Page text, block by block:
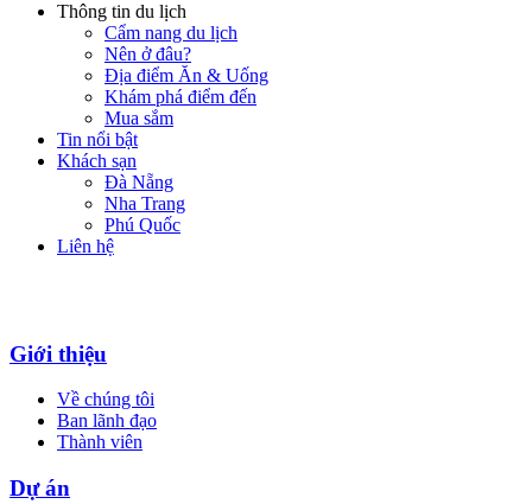
Thông tin du lịch
Cẩm nang du lịch
Nên ở đâu?
Địa điểm Ăn & Uống
Khám phá điểm đến
Mua sắm
Tin nổi bật
Khách sạn
Đà Nẵng
Nha Trang
Phú Quốc
Liên hệ
Giới thiệu
Về chúng tôi
Ban lãnh đạo
Thành viên
Dự án